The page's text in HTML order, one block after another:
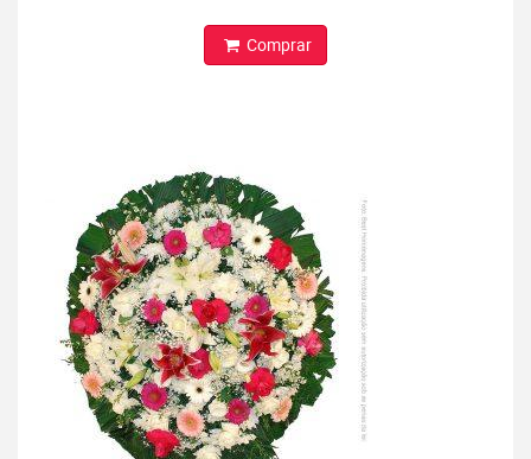
Comprar